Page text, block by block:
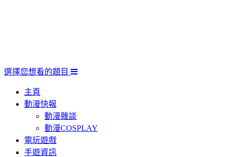
選擇您想看的題目
主頁
動漫快報
動漫雜談
動漫COSPLAY
電玩遊戲
手遊資訊